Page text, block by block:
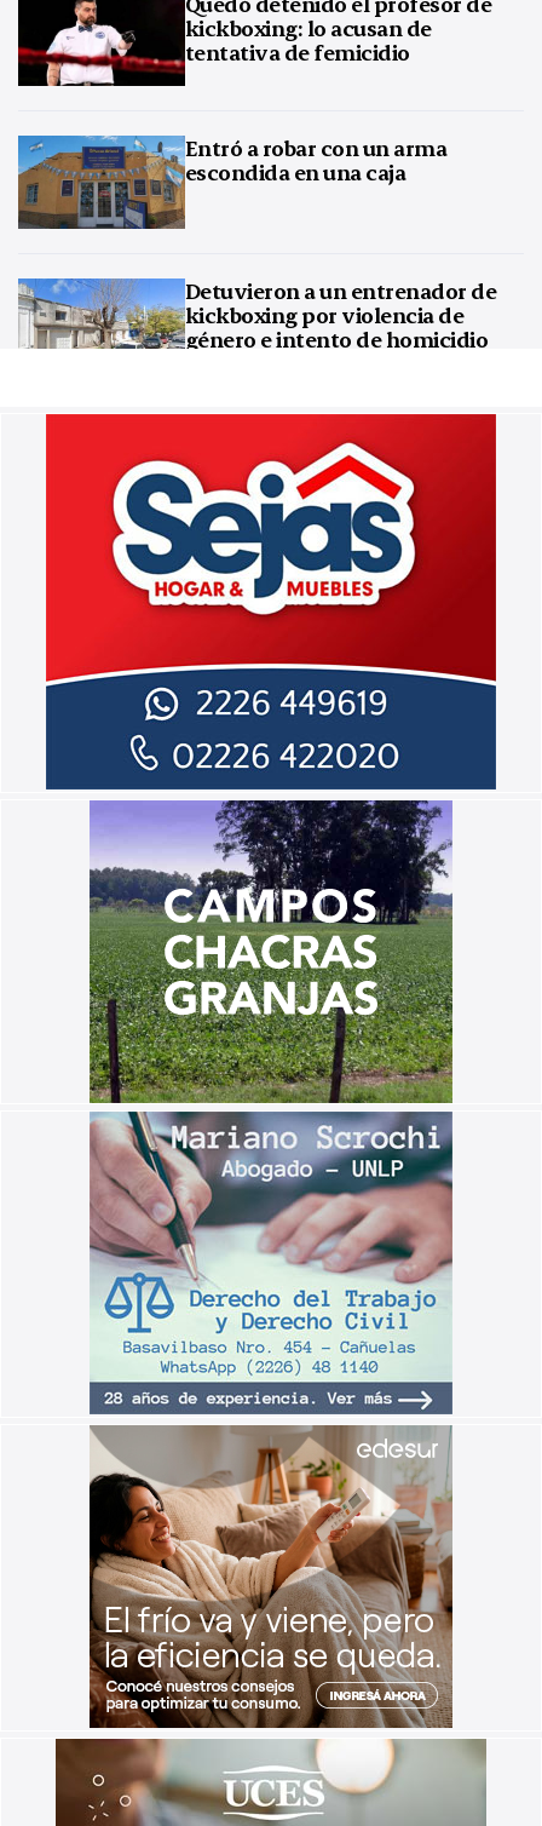
kickboxing: lo acusan de
tentativa de femicidio
Entró a robar con un arma
escondida en una caja
Detuvieron a un entrenador de
kickboxing por violencia de
género e intento de homicidio